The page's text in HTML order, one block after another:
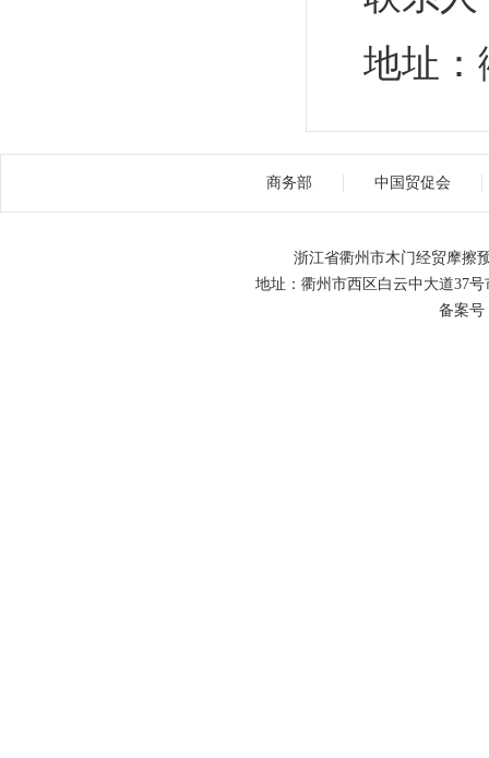
地址：
商务部 中国贸促会
浙江省衢州市木门经贸摩擦
地址：衢州市西区白云中大道37
备案号